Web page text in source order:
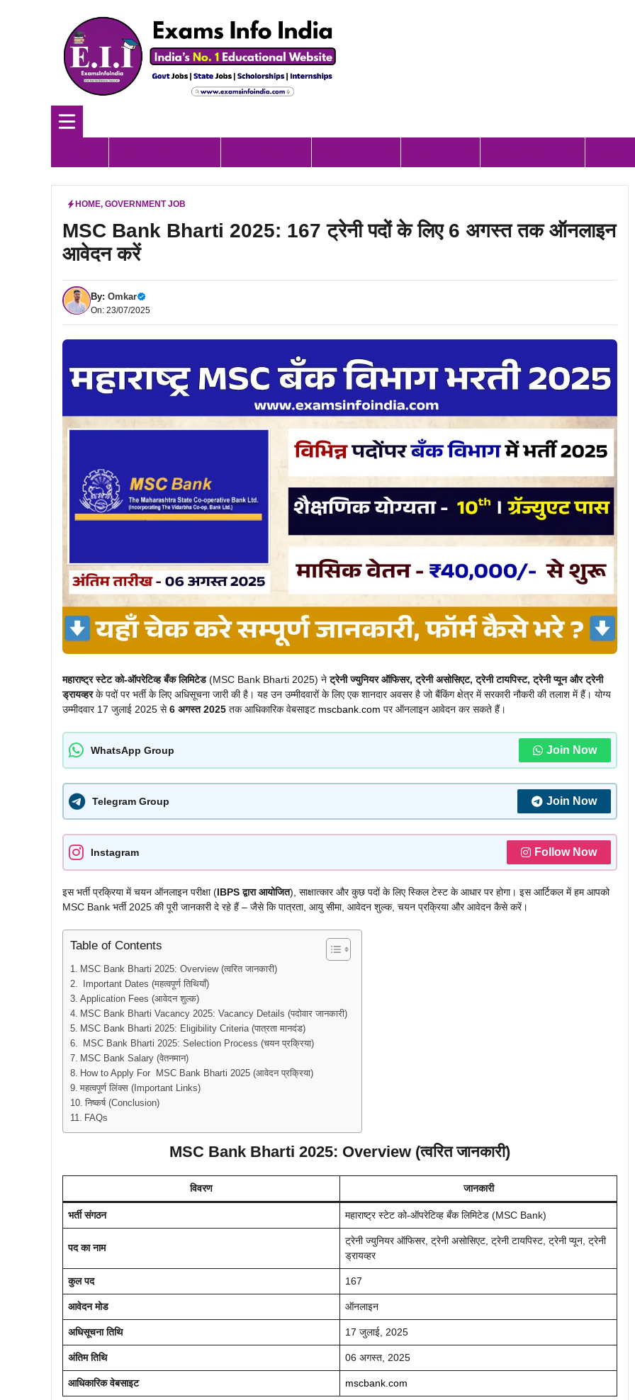
HOME, GOVERNMENT JOB
MSC Bank Bharti 2025: 167 ट्रेनी पदों के लिए 6 अगस्त तक ऑनलाइन
आवेदन करें
By: Omkar
On: 23/07/2025
महाराष्ट्र स्टेट को-ऑपरेटिव्ह बँक लिमिटेड(MSC Bank Bharti 2025) नेट्रेनी ज्युनियर ऑफिसर, ट्रेनी असोसिएट, ट्रेनी टायपिस्ट, ट्रेनी प्यून और ट्रेनी
ड्रायव्हरके पदों पर भर्ती के लिए अधिसूचना जारी की है। यह उन उम्मीदवारों के लिए एक शानदार अवसर है जो बैंकिंग क्षेत्र में सरकारी नौकरी की तलाश में हैं। योग्य
उम्मीदवार 17 जुलाई 2025 से6 अगस्त 2025 तक आधिकारिक वेबसाइट mscbank.com पर ऑनलाइन आवेदन कर सकते हैं।
WhatsApp Group Join Now
Telegram Group Join Now
Instagram Follow Now
इस भर्ती प्रक्रिया में चयन ऑनलाइन परीक्षा (IBPS द्वारा आयोजित), साक्षात्कार और कुछ पदों के लिए स्किल टेस्ट के आधार पर होगा। इस आर्टिकल में हम आपको
MSC Bank भर्ती 2025 की पूरी जानकारी दे रहे हैं – जैसे कि पात्रता, आयु सीमा, आवेदन शुल्क, चयन प्रक्रिया और आवेदन कैसे करें।
Table of Contents
MSC Bank Bharti 2025: Overview (त्वरित जानकारी)
Important Dates (महत्वपूर्ण तिथियाँ)
Application Fees (आवेदन शुल्क)
MSC Bank Bharti Vacancy 2025: Vacancy Details (पदोवार जानकारी)
MSC Bank Bharti 2025: Eligibility Criteria (पात्रता मानदंड)
MSC Bank Bharti 2025: Selection Process (चयन प्रक्रिया)
MSC Bank Salary (वेतनमान)
How to Apply For MSC Bank Bharti 2025 (आवेदन प्रक्रिया)
महत्वपूर्ण लिंक्स (Important Links)
निष्कर्ष (Conclusion)
FAQs
MSC Bank Bharti 2025: Overview (त्वरित जानकारी)
विवरण जानकारी
भर्ती संगठन महाराष्ट्र स्टेट को-ऑपरेटिव्ह बँक लिमिटेड (MSC Bank)
पद का नाम
ट्रेनी ज्युनियर ऑफिसर, ट्रेनी असोसिएट, ट्रेनी टायपिस्ट, ट्रेनी प्यून, ट्रेनी
ड्रायव्हर
कुल पद 167
आवेदन मोड ऑनलाइन
अधिसूचना तिथि 17 जुलाई, 2025
अंतिम तिथि 06 अगस्त, 2025
आधिकारिक वेबसाइट mscbank.com